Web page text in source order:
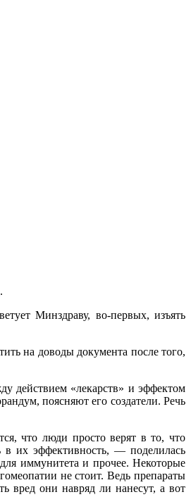
.
Минздраву, во-первых, изъять
на доводы документа после того,
действием «лекарств» и эффектом
поясняют его создатели. Речь
что люди просто верят в то, что
в их эффективность, — поделилась
иммунитета и прочее. Некоторые
не стоит. Ведь препараты
вред они навряд ли нанесут, а вот